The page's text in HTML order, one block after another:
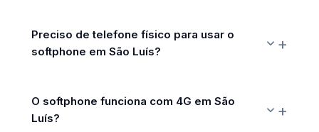
Preciso de telefone físico para usar o
softphone em São Luís?
O softphone funciona com 4G em São
Luís?